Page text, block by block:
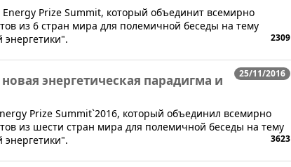
Energy Prize Summit, который объединит всемирно
из 6 стран мира для полемичной беседы на тему
2309
25/11/2016
энергетическая парадигма и
Prize Summit`2016, который объединил всемирно
из шести стран мира для полемичной беседы на тему
3623